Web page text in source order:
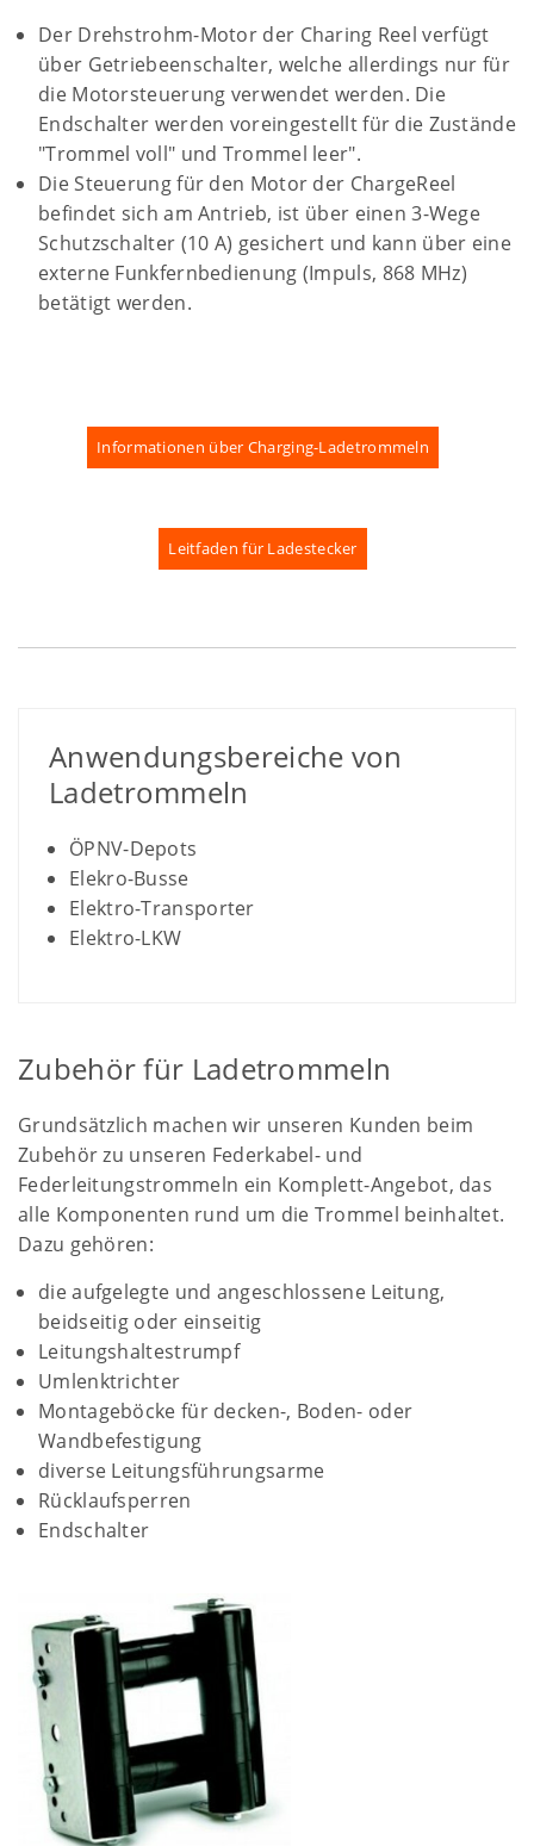
Der Drehstrohm-Motor der Charing Reel verfügt
über Getriebeenschalter, welche allerdings nur für
die Motorsteuerung verwendet werden. Die
Endschalter werden voreingestellt für die Zustände
"Trommel voll" und Trommel leer".
Die Steuerung für den Motor der ChargeReel
befindet sich am Antrieb, ist über einen 3-Wege
Schutzschalter (10 A) gesichert und kann über eine
externe Funkfernbedienung (Impuls, 868 MHz)
betätigt werden.
Informationen über Charging-Ladetrommeln
Leitfaden für Ladestecker
Anwendungsbereiche von
Ladetrommeln
ÖPNV-Depots
Elekro-Busse
Elektro-Transporter
Elektro-LKW
Zubehör für Ladetrommeln
Grundsätzlich machen wir unseren Kunden beim
Zubehör zu unseren Federkabel- und
Federleitungstrommeln ein Komplett-Angebot, das
alle Komponenten rund um die Trommel beinhaltet.
Dazu gehören:
die aufgelegte und angeschlossene Leitung,
beidseitig oder einseitig
Leitungshaltestrumpf
Umlenktrichter
Montageböcke für decken-, Boden- oder
Wandbefestigung
diverse Leitungsführungsarme
Rücklaufsperren
Endschalter